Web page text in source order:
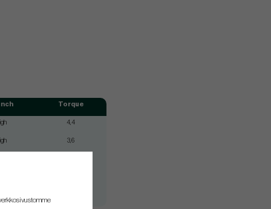
Torque
4,4
3,6